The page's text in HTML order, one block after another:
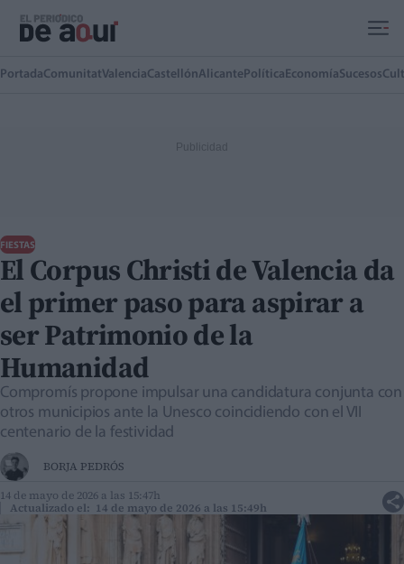
PortadaComunitatValenciaCastellónAlicante Política EconomíaSucesos
FIESTAS
El Corpus Christi de Valencia da
el primer paso para aspirar a
ser Patrimonio de la
Humanidad
Compromís propone impulsar una candidatura conjunta con
otros municipios ante la Unesco coincidiendo con el VII
centenario de la festividad
BORJA PEDRÓS
14 de mayo de 2026 a las 15:47h
Actualizado el: 14 de mayo de 2026 a las 15:49h